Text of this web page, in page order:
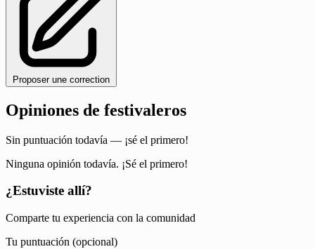
Proposer une correction
Opiniones de festivaleros
Sin puntuación todavía — ¡sé el primero!
Ninguna opinión todavía. ¡Sé el primero!
¿Estuviste allí?
Comparte tu experiencia con la comunidad
Tu puntuación (opcional)